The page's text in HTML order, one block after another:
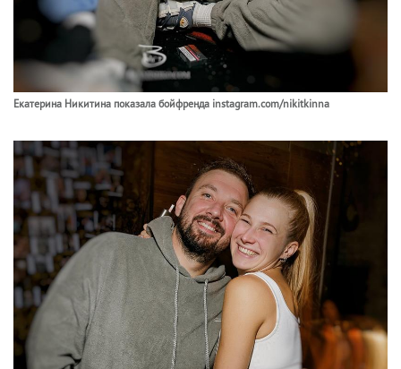
Екатерина Никитина показала бойфренда instagram.com/nikitkinna